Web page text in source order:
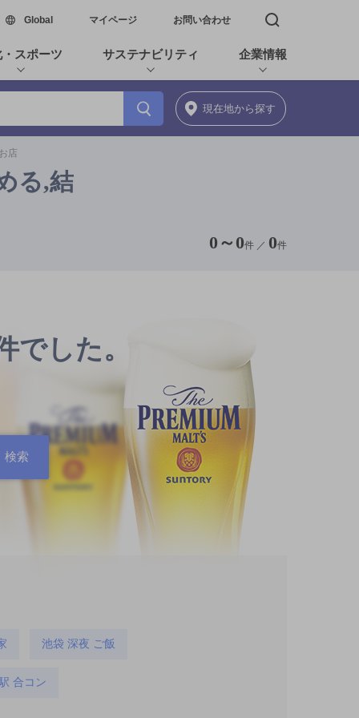
Global新しいウィンドウで開く
マイページ お問い合わせ 検索窓を開く
スポーツ サステナビリティ 企業情報
現在地から探す
店
る,結
0 ～ 0件 ／ 0件
でした。
池袋 深夜 ご飯
合コン